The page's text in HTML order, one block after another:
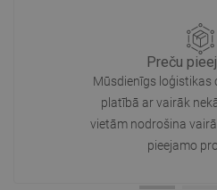
Preču
Mūsdienīgs loģistikas
platībā ar vairāk
vietām nodrošina
pieejamo